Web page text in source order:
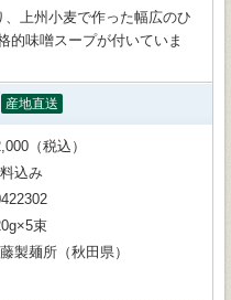
上州小麦で作った幅広のひ
的味噌スープが付いていま
産地直送
（税込）
込み
束
製麺所（秋田県）